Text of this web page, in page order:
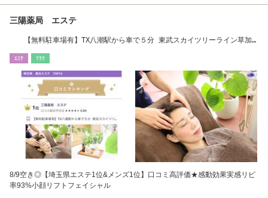
三陽薬局 エステ
【無料駐車場有】TX八潮駅から車で５分 東武スカイツリーライン草加
ｴｽﾃ ﾘﾗｸ
8/9空き◎【埼玉県エステ1位&メンズ1位】口コミ高評価★感動効果実感リピ
率93%小顔リフトフェイシャル